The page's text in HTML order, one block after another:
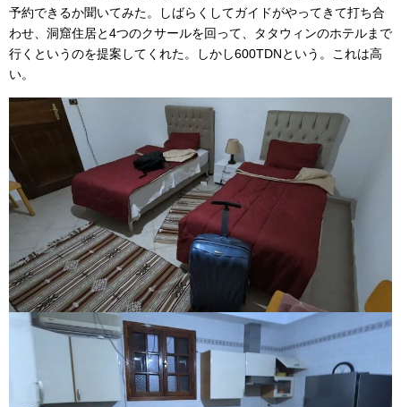
予約できるか聞いてみた。しばらくしてガイドがやってきて打ち合
わせ、洞窟住居と4つのクサールを回って、タタウィンのホテルまで
行くというのを提案してくれた。しかし600TDNという。これは高
い。